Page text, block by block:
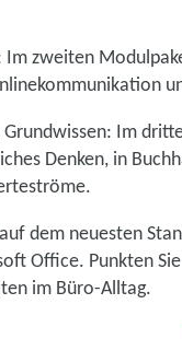
zweiten
Grundwissen: Im
Denken, in
dem neuesten
Office. Punkten
im Büro-Alltag.